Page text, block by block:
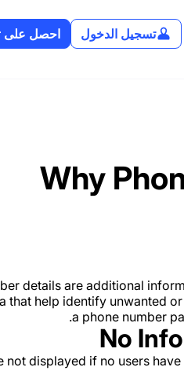
تسجيل الدخول احصل على NumBuster
Why
details are additional
that help identify unwanted
a phone number
not displayed if no users